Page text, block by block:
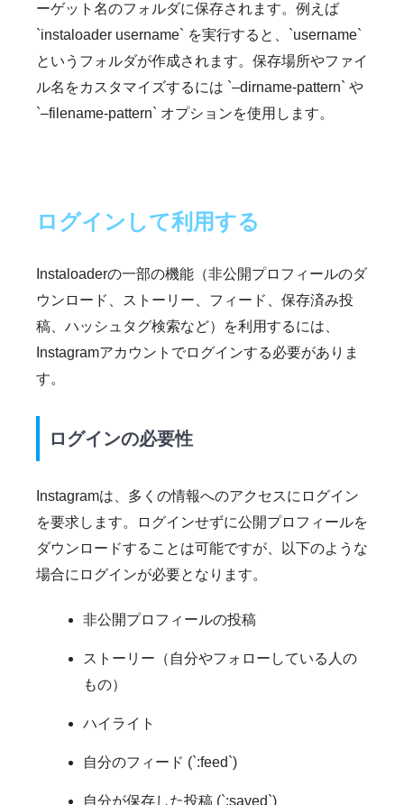
ーゲット名のフォルダに保存されます。例えば
`instaloader username` を実行すると、`username`
というフォルダが作成されます。保存場所やファイ
ル名をカスタマイズするには `–dirname-pattern` や
`–filename-pattern` オプションを使用します。
ログインして利用する
Instaloaderの一部の機能（非公開プロフィールのダ
ウンロード、ストーリー、フィード、保存済み投
稿、ハッシュタグ検索など）を利用するには、
Instagramアカウントでログインする必要がありま
す。
ログインの必要性
Instagramは、多くの情報へのアクセスにログイン
を要求します。ログインせずに公開プロフィールを
ダウンロードすることは可能ですが、以下のような
場合にログインが必要となります。
非公開プロフィールの投稿
ストーリー（自分やフォローしている人の
もの）
ハイライト
自分のフィード (`:feed`)
自分が保存した投稿 (`:saved`)